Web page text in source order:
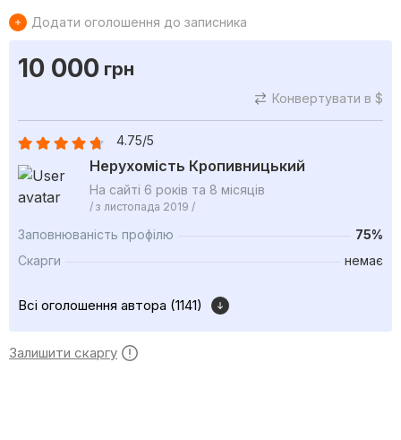
Додати оголошення до записника
10 000 грн
Конвертувати в $
4.75/5
Нерухомість Кропивницький
На сайті 6 років та 8 місяців
/ з листопада 2019 /
Заповнюваність профілю
75%
Скарги
немає
Всі оголошення автора (1141)
Залишити скаргу